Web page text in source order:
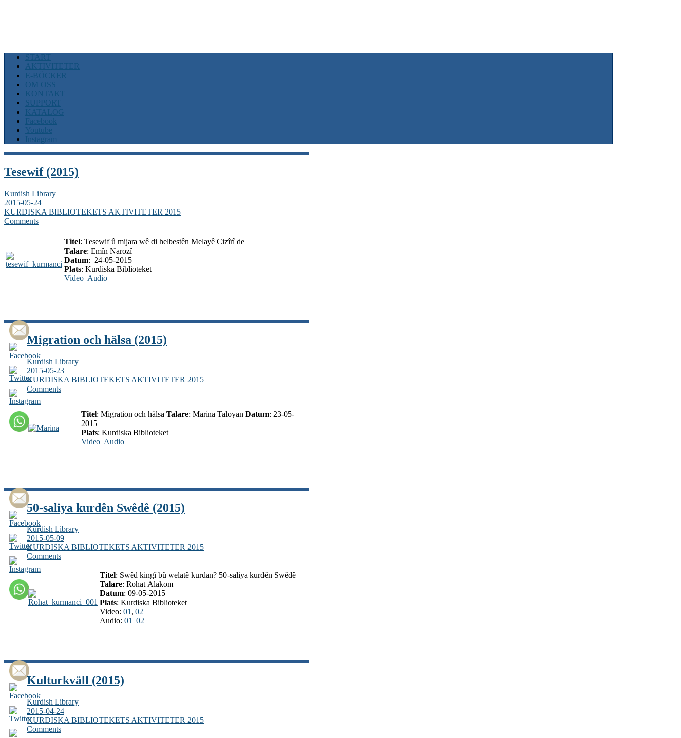
START
AKTIVITETER
E-BÖCKER
OM OSS
KONTAKT
SUPPORT
KATALOG
Facebook
Youtube
Instagram
Tesewif (2015)
Kurdish Library
2015-05-24
KURDISKA BIBLIOTEKETS AKTIVITETER 2015
Comments
Titel: Tesewif û mijara wê di helbestên Melayê Cizîrî de
Talare: Emîn Narozî
Datum: 24-05-2015
Plats: Kurdiska Biblioteket
Video Audio
Migration och hälsa (2015)
Kurdish Library
2015-05-23
KURDISKA BIBLIOTEKETS AKTIVITETER 2015
Comments
Titel: Migration och hälsa Talare: Marina Taloyan Datum: 23-05-
2015
Plats: Kurdiska Biblioteket
Video Audio
50-saliya kurdên Swêdê (2015)
Kurdish Library
2015-05-09
KURDISKA BIBLIOTEKETS AKTIVITETER 2015
Comments
Titel: Swêd kingî bû welatê kurdan? 50-saliya kurdên Swêdê
Talare: Rohat Alakom
Datum: 09-05-2015
Plats: Kurdiska Biblioteket
Video: 01, 02
Audio: 01 02
Kulturkväll (2015)
Kurdish Library
2015-04-24
KURDISKA BIBLIOTEKETS AKTIVITETER 2015
Comments